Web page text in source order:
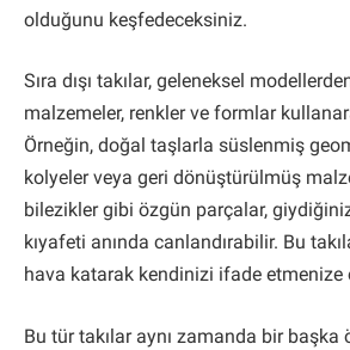
olduğunu keşfedeceksiniz.
Sıra dışı takılar, geleneksel
malzemeler, renkler ve formlar
Örneğin, doğal taşlarla süslenmiş
kolyeler veya geri dönüştürülmüş
bilezikler gibi özgün parçalar,
kıyafeti anında canlandırabilir. Bu
hava katarak kendinizi ifade etmenize
Bu tür takılar aynı zamanda bir başka